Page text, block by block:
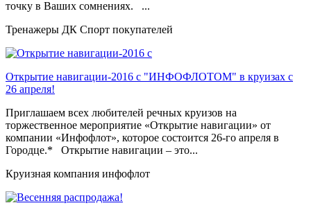
точку в Ваших сомнениях. ...
Тренажеры ДК Спорт покупателей
Открытие навигации-2016 с "ИНФОФЛОТОМ" в круизах с
26 апреля!
Приглашаем всех любителей речных круизов на
торжественное мероприятие «Открытие навигации» от
компании «Инфофлот», которое состоится 26-го апреля в
Городце.* Открытие навигации – это...
Круизная компания инфофлот